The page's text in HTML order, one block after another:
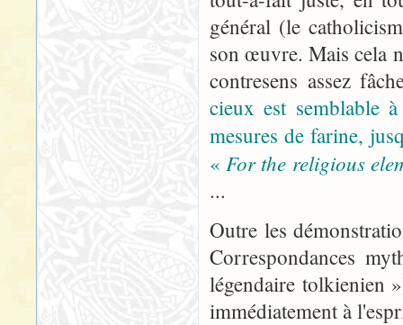
général (le
son œuvre. Mais cela
contresens assez
cieux est semblable
mesures de farine,
«For the religious
...
Outre les
Correspondances
légendaire tolkienien
immédiatement à